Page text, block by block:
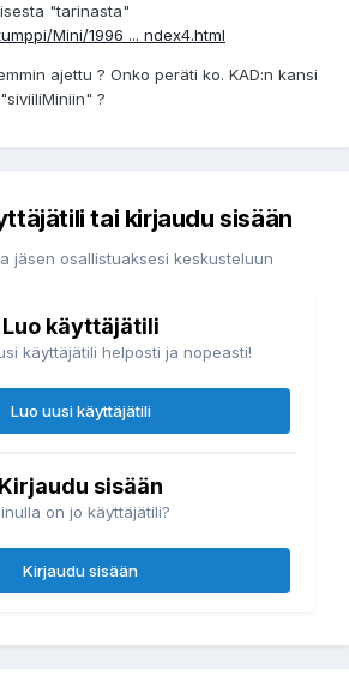
"tarinasta"
Mini/1996 ... ndex4.html
ajettu ? Onko peräti ko. KAD:n kansi
?
tai kirjaudu sisään
jäsen osallistuaksesi keskusteluun
Luo käyttäjätili
käyttäjätili helposti ja nopeasti!
Luo uusi käyttäjätili
Kirjaudu sisään
on jo käyttäjätili?
Kirjaudu sisään